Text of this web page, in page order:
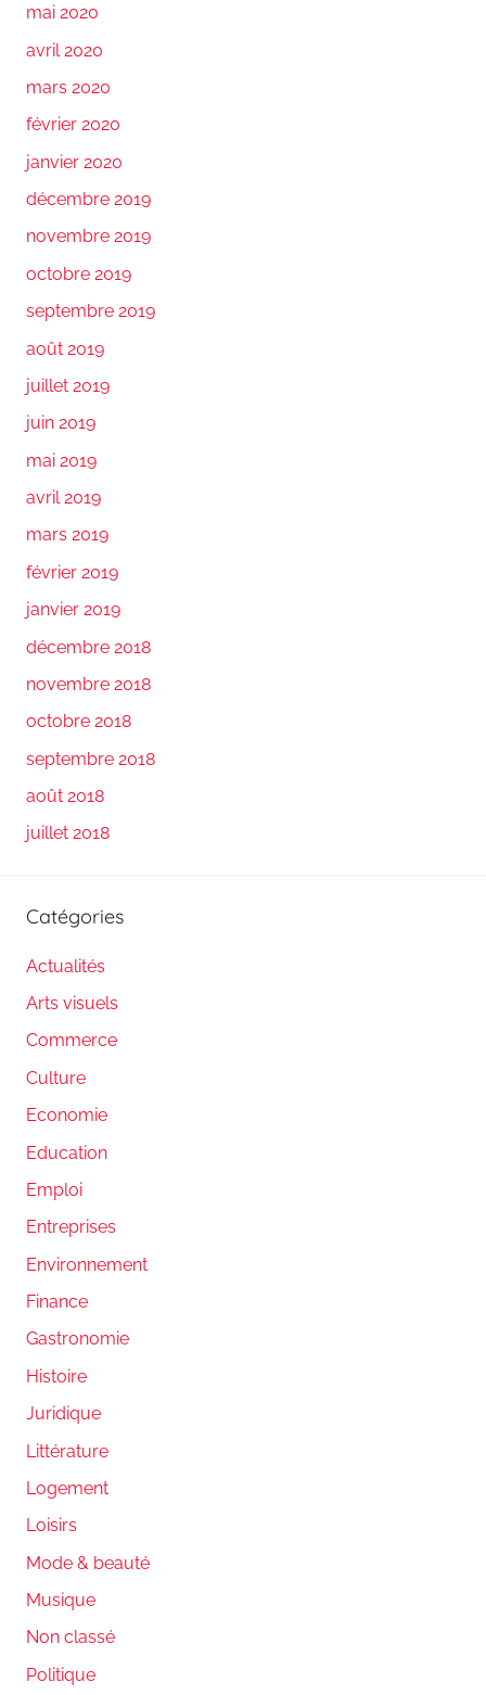
mai 2020
avril 2020
mars 2020
février 2020
janvier 2020
décembre 2019
novembre 2019
octobre 2019
septembre 2019
août 2019
juillet 2019
juin 2019
mai 2019
avril 2019
mars 2019
février 2019
janvier 2019
décembre 2018
novembre 2018
octobre 2018
septembre 2018
août 2018
juillet 2018
Catégories
Actualités
Arts visuels
Commerce
Culture
Economie
Education
Emploi
Entreprises
Environnement
Finance
Gastronomie
Histoire
Juridique
Littérature
Logement
Loisirs
Mode & beauté
Musique
Non classé
Politique